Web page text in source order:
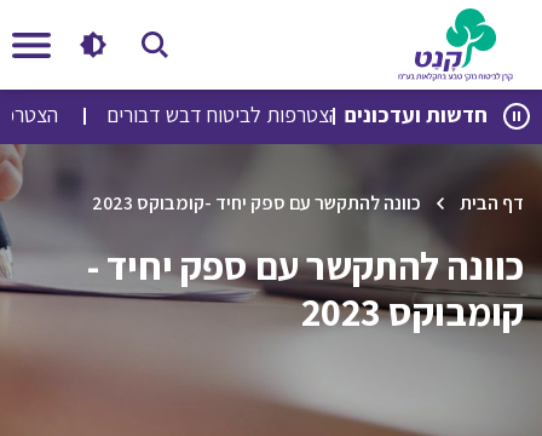
דלג
לתוכן
דלג
לניווט
חדשות ועדכוניםהצטרפות לביטוח דבש דבורים
דף הבית כוונה להתקשר עם ספק יחיד -קומבוקס 2023
כוונה להתקשר עם ספק יחיד -
קומבוקס 2023